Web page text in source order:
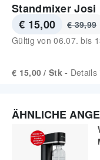
Standmixer Josi
€ 15,00
€ 39,99
Gültig von06.07. bis
€ 15,00 / Stk - Details
ÄHNLICHE